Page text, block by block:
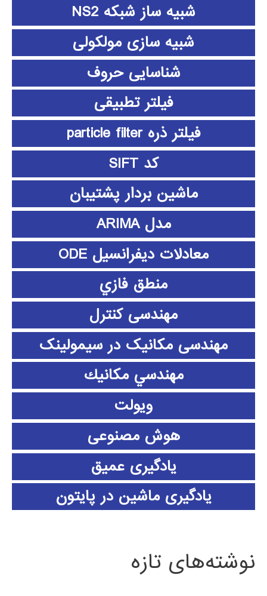
شبیه ساز شبکه NS2
شبیه سازی مولکولی
شناسایی حروف
فیلتر تطبیقی
فیلتر ذره particle filter
کد SIFT
ماشین بردار پشتیبان
مدل ARIMA
معادلات دیفرانسیل ODE
منطق فازي
مهندسی کنترل
مهندسی مکانیک در سیمولینک
مهندسي مكانيك
ویولت
هوش مصنوعی
یادگیری عمیق
یادگیری ماشین در پایتون
نوشته‌های تازه